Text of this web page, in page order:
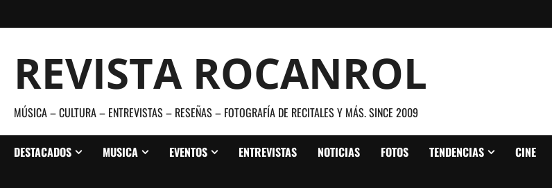
al
REVISTA ROCANROL
MÚSICA – CULTURA – ENTREVISTAS – RESEÑAS – FOTOGRAFÍA DE RECITALES Y MÁS. SINCE 2009
DESTACADOS MUSICA EVENTOS ENTREVISTAS NOTICIAS FOTOS TENDENCIAS CINE